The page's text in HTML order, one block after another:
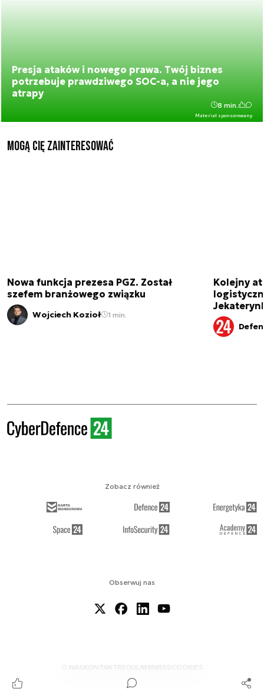
Presja ataków i nowego prawa. Twój biznes
potrzebuje prawdziwego SOC-a, a nie jego
atrapy
Materiał sponsorowany
8 min.
Mogą Cię zainteresować
Nowa funkcja prezesa PGZ. Został
szefem branżowego związku
Wojciech Kozioł 1 min.
Kolejny
Obserwuj nas
O NAS KONTAKTREGULAMINRSS COOKIES
Zobacz również